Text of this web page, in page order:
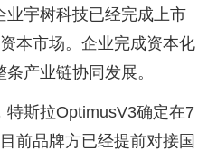
业宇树科技已经完成上市
本市场。企业完成资本化
产业链协同发展。
斯拉OptimusV3确定在7
前品牌方已经提前对接国